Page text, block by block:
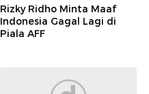
Rizky Ridho Minta Maaf
Indonesia Gagal Lagi di
Piala AFF